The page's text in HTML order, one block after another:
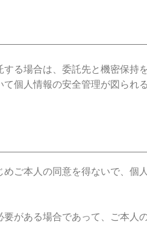
る場合は、委託先と機密保持
個人情報の安全管理が図られ
ご本人の同意を得ないで、個
がある場合であって、ご本人